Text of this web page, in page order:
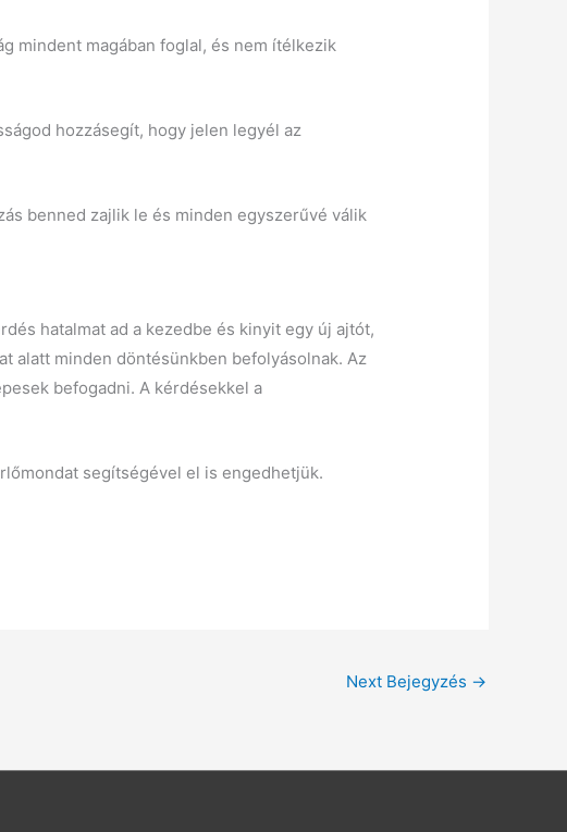
mindent magában foglal, és nem ítélkezik
hozzásegít, hogy jelen legyél az
benned zajlik le és minden egyszerűvé válik
hatalmat ad a kezedbe és kinyit egy új ajtót,
alatt minden döntésünkben befolyásolnak. Az
befogadni. A kérdésekkel a
segítségével el is engedhetjük.
Next Bejegyzés →